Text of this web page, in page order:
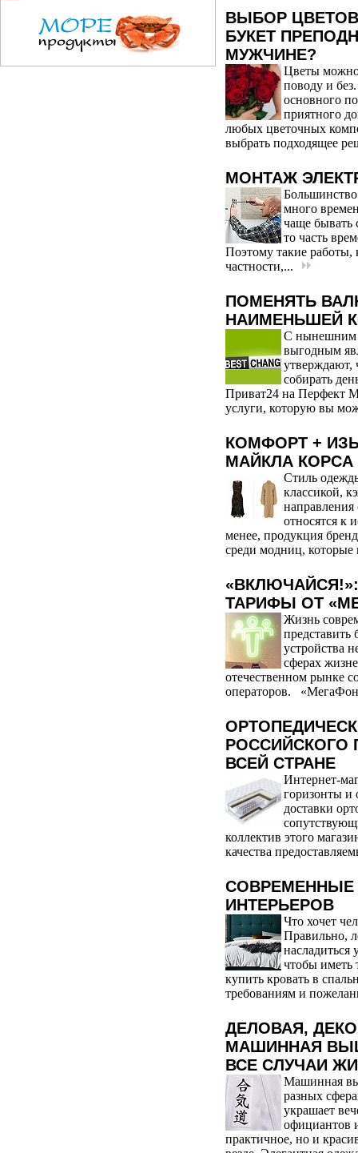
ВЫБОР
БУКЕТ
МУЖЧИНЕ?
Цветы можно
поводу и
основного
приятного
любых цветочных
выбрать подходящее
МОНТАЖ
Большинство
много
чаще бывать
то часть
Поэтому такие работы,
частности,...
ПОМЕНЯТЬ
НАИМЕНЬШЕЙ
С нынешним
выгодным
утверждают,
собирать
Приват24 на Перфект
услуги, которую вы
КОМФОРТ +
МАЙКЛА КОРСА
Стиль
классикой,
относятся к
менее, продукция
среди модниц, которые
ТАРИФЫ ОТ
Жизнь
представить
устройства
сферах
отечественном рынке
операторов.
РОССИЙСКОГО
ВСЕЙ СТРАНЕ
Интернет-
горизонты и
доставки
коллектив этого
качества
СОВРЕМЕННЫЕ
ИНТЕРЬЕРОВ
Что хочет
Правильно,
насладиться
чтобы иметь
купить кровать в
требованиям и
ДЕЛОВАЯ,
МАШИННАЯ
ВСЕ СЛУЧАИ
Машинная
разных
украшает
официантов
практичное, но и